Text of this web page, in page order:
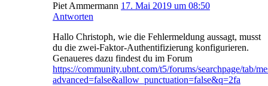
Piet Ammermann 17. Mai 2019 um 08:50
Antworten
Hallo Christoph, wie die Fehlermeldung aussagt, musst
du die zwei-Faktor-Authentifizierung konfigurieren.
Genaueres dazu findest du im Forum
https://community.ubnt.com/t5/forums/searchpage/tab/
advanced=false&allow_punctuation=false&q=2fa